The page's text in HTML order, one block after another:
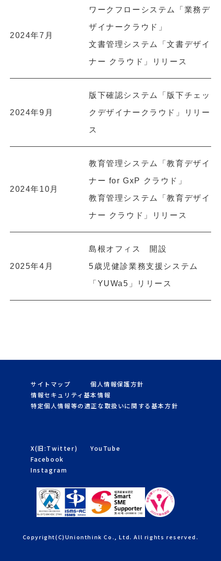
2024年7月
ワークフローシステム「業務デ
ザイナークラウド」
文書管理システム「文書デザイ
ナー クラウド」リリース
2024年9月
版下確認システム「版下チェッ
クデザイナークラウド」リリー
ス
2024年10月
教育管理システム「教育デザイ
ナー for GxP クラウド」
教育管理システム「教育デザイ
ナー クラウド」リリース
2025年4月
島根オフィス 開設
5歳児健診業務支援システム
「YUWa5」リリース
サイトマップ
個人情報保護方針
情報セキュリティ基本情報
特定個人情報等の適正な取扱いに関する基本方針
X(旧:Twitter)
YouTube
Facebook
Instagram
Copyright(C)Unionthink Co., Ltd. All rights reserved.